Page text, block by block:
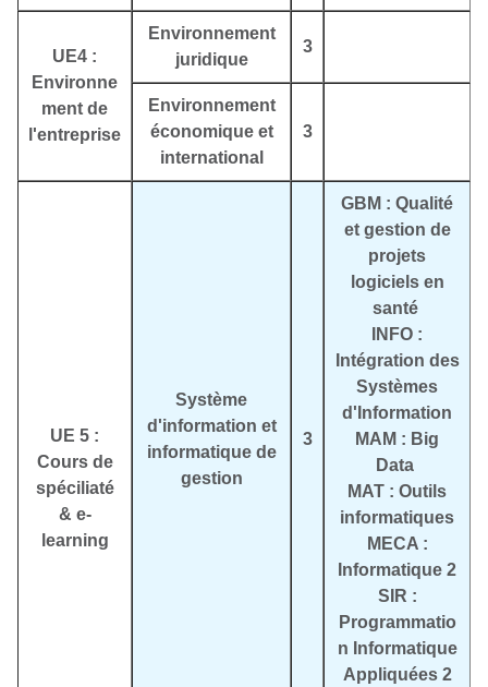
UE4 :
Environne
ment de
l'entreprise
Environnement
juridique
3
Environnement
économique et
international
3
UE 5 :
Cours de
spéciliaté
& e-
learning
Système
d'information et
informatique de
gestion
3
GBM : Qualité
et gestion de
projets
logiciels en
santé
INFO :
Intégration des
Systèmes
d'Information
MAM : Big
Data
MAT : Outils
informatiques
MECA :
Informatique 2
SIR :
Programmatio
n Informatique
Appliquées 2